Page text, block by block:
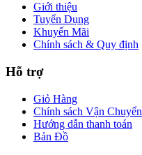
Giới thiệu
Tuyển Dụng
Khuyến Mãi
Chính sách & Quy định
Hỗ trợ
Giỏ Hàng
Chính sách Vận Chuyển
Hướng dẫn thanh toán
Bản Đồ